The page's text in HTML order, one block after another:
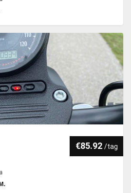
€85.92 /tag